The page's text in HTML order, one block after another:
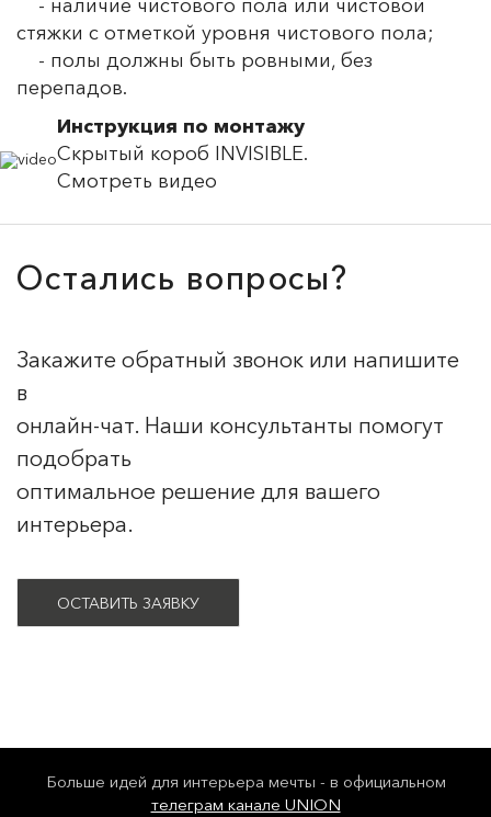
- наличие чистового пола или чистовой
стяжки с отметкой уровня чистового пола;
- полы должны быть ровными, без
перепадов.
Инструкция по монтажу
Скрытый короб INVISIBLE.
Смотреть видео
Остались вопросы?
Закажите обратный звонок или напишите
в
онлайн-чат. Наши консультанты помогут
подобрать
оптимальное решение для вашего
интерьера.
ОСТАВИТЬ ЗАЯВКУ
Больше идей для интерьера мечты - в официальном
телеграм канале UNION